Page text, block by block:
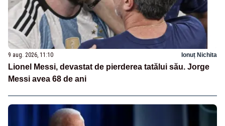
9 aug. 2026, 11:10 Ionuț Nichita
Lionel Messi, devastat de pierderea tatălui său. Jorge
Messi avea 68 de ani